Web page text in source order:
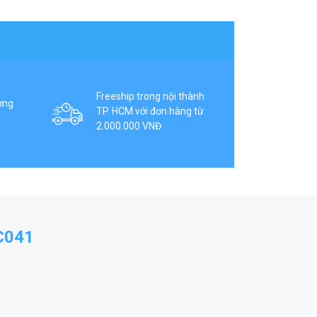
Freeship trong nội thành
TP. HCM với đơn hàng từ
2.000.000 VNĐ